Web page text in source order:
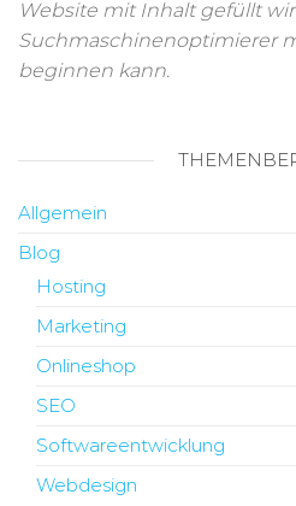
Website mit Inhalt gefüllt
Suchmaschinenoptimierer
beginnen kann.
Allgemein
Blog
Hosting
Marketing
Onlineshop
SEO
Softwareentwicklung
Webdesign